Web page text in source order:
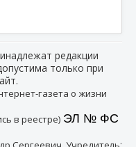
редакции
только при
газета о жизни
в реестре) ЭЛ № ФС